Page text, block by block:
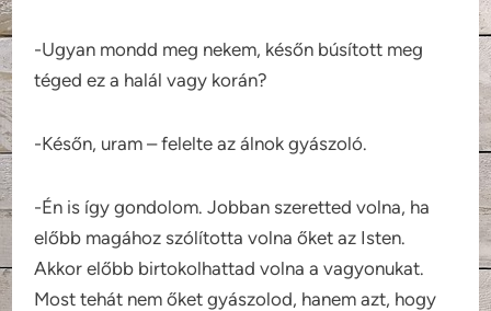
-Ugyan mondd meg nekem, későn búsított meg
téged ez a halál vagy korán?
-Későn, uram – felelte az álnok gyászoló.
-Én is így gondolom. Jobban szeretted volna, ha
előbb magához szólította volna őket az Isten.
Akkor előbb birtokolhattad volna a vagyonukat.
Most tehát nem őket gyászolod, hanem azt, hogy